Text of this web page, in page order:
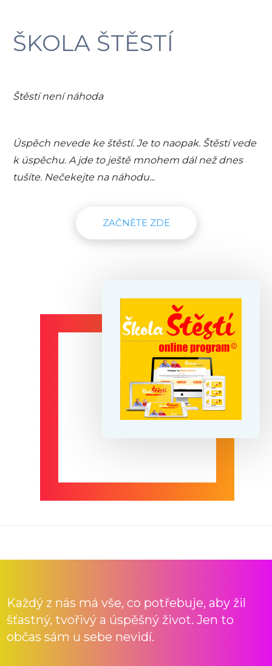
ŠKOLA ŠTĚSTÍ
Štěstí není náhoda
Úspěch nevede ke štěstí. Je to naopak. Štěstí vede
k úspěchu. A jde to ještě mnohem dál než dnes
tušíte. Nečekejte na náhodu...
ZAČNĚTE ZDE
Každý z nás má vše, co potřebuje, aby žil
šťastný, tvořivý a úspěšný život. Jen to
občas sám u sebe nevidí.